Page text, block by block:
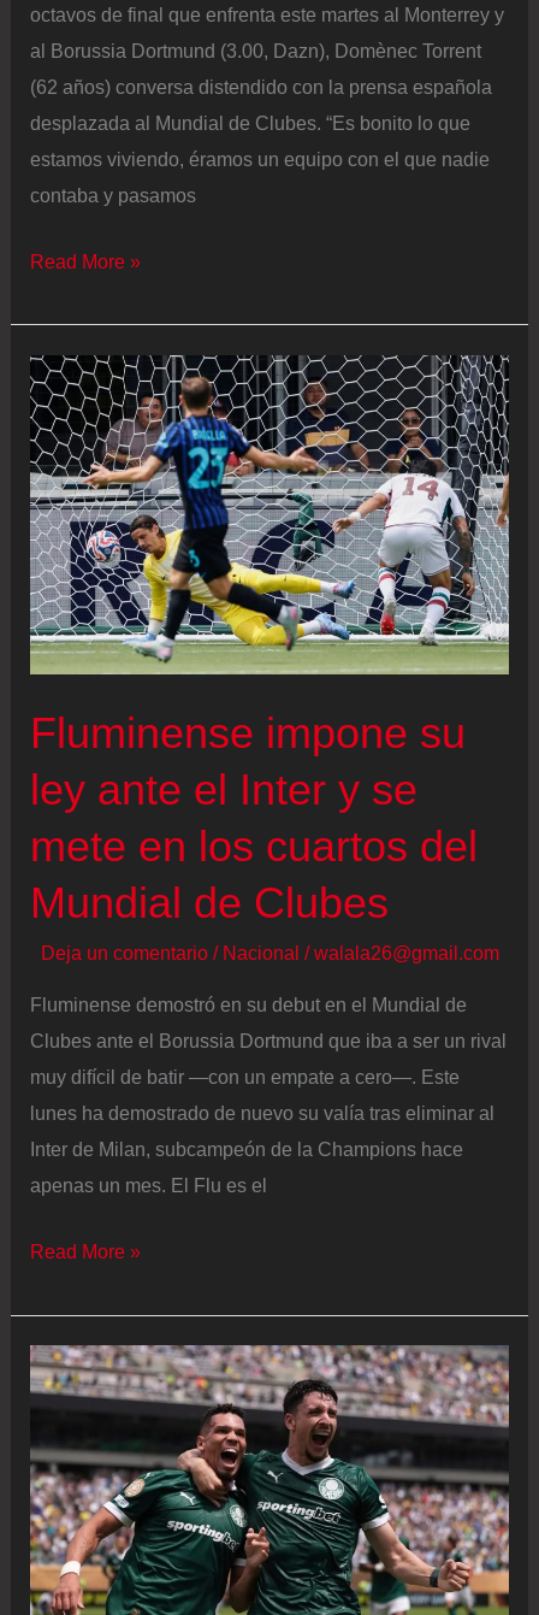
octavos de final que enfrenta este martes al Monterrey y
al Borussia Dortmund (3.00, Dazn), Domènec Torrent
(62 años) conversa distendido con la prensa española
desplazada al Mundial de Clubes. “Es bonito lo que
estamos viviendo, éramos un equipo con el que nadie
contaba y pasamos
Domènec
el
técnico
catalán
del
Monterrey:
“El
que
no
defienda
le
en
minuto
15″
Read More »
Fluminense impone su
ley ante el Inter y se
mete en los cuartos del
Mundial de Clubes
Deja un comentario / Nacional /walala26@gmail.com
Fluminense demostró en su debut en el Mundial de
Clubes ante el Borussia Dortmund que iba a ser un rival
muy difícil de batir —con un empate a cero—. Este
lunes ha demostrado de nuevo su valía tras eliminar al
Inter de Milan, subcampeón de la Champions hace
apenas un mes. El Flu es el
Fluminense
su
ley
ante
Inter
y
se
mete
Read More »